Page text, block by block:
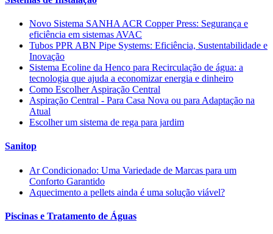
Novo Sistema SANHA ACR Copper Press: Segurança e
eficiência em sistemas AVAC
Tubos PPR ABN Pipe Systems: Eficiência, Sustentabilidade e
Inovação
Sistema Ecoline da Henco para Recirculação de água: a
tecnologia que ajuda a economizar energia e dinheiro
Como Escolher Aspiração Central
Aspiração Central - Para Casa Nova ou para Adaptação na
Atual
Escolher um sistema de rega para jardim
Sanitop
Ar Condicionado: Uma Variedade de Marcas para um
Conforto Garantido
Aquecimento a pellets ainda é uma solução viável?
Piscinas e Tratamento de Águas